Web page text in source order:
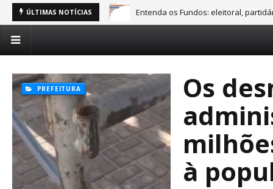
ÚLTIMAS NOTÍCIAS Entenda os Fundos: eleitoral,
PREFEITURA
Os
à